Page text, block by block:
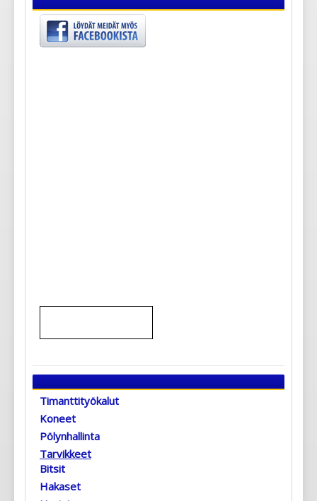
Timanttityökalut
Koneet
Pölynhallinta
Tarvikkeet
Bitsit
Hakaset